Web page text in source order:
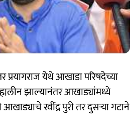
येथे आखाडा परिषदेच्या
झाल्यानंतर आखाड्यांमध्ये
रवींद्र पुरी तर दुसऱ्या गटाने